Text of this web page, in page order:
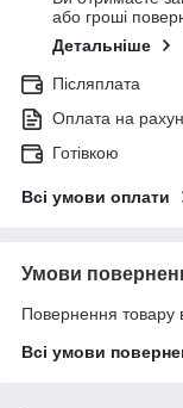
або гроші
Детальніше
Післяплата
Оплата на
Готівкою
Всі умови оплати
Умови
Повернення товару
Всі умови